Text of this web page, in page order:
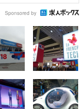
Sponsored by